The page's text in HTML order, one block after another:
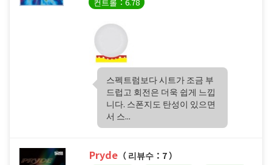
스펙트럼보다 시트가 조금 부
드럽고 회전은 더욱 쉽게 느낍
니다. 스폰지도 탄성이 있으면
서 스...
Pryde （ 리뷰수：7 ）